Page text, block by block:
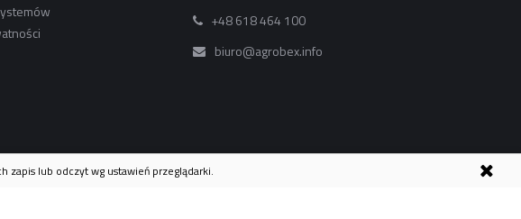
+48 618 464 100
biuro@agrobex.info
zapis lub odczyt wg ustawień przeglądarki.